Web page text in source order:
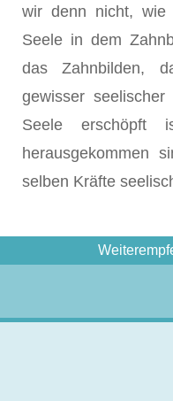
wir denn nicht, wie
Seele in dem
das Zahnbilden,
gewisser
Seele er­schöpft
herausgekommen
selben Kräfte